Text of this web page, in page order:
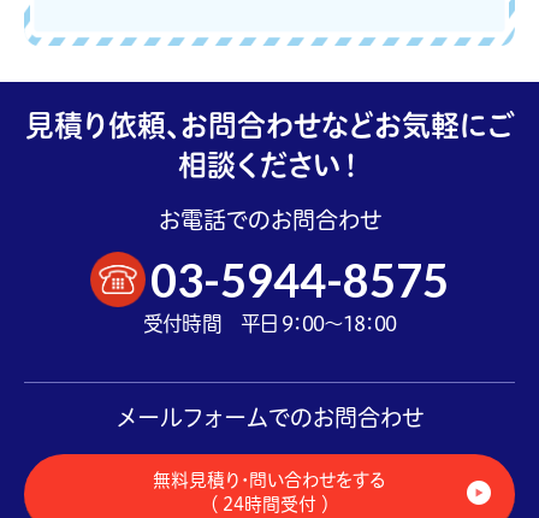
見積り依頼、お問合わせなどお気軽にご
相談ください！
お電話でのお問合わせ
03-5944-8575
受付時間 平日 9：00～18：00
メールフォームでのお問合わせ
無料見積り・問い合わせをする
（ 24時間受付 ）